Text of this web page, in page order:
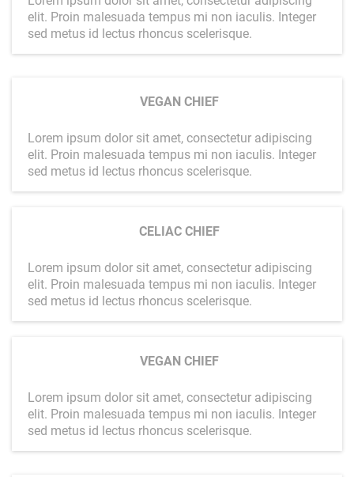
elit. Proin malesuada tempus mi non iaculis. Integer
sed metus id lectus rhoncus scelerisque.
VEGAN CHIEF
Lorem ipsum dolor sit amet, consectetur adipiscing
elit. Proin malesuada tempus mi non iaculis. Integer
sed metus id lectus rhoncus scelerisque.
CELIAC CHIEF
Lorem ipsum dolor sit amet, consectetur adipiscing
elit. Proin malesuada tempus mi non iaculis. Integer
sed metus id lectus rhoncus scelerisque.
VEGAN CHIEF
Lorem ipsum dolor sit amet, consectetur adipiscing
elit. Proin malesuada tempus mi non iaculis. Integer
sed metus id lectus rhoncus scelerisque.